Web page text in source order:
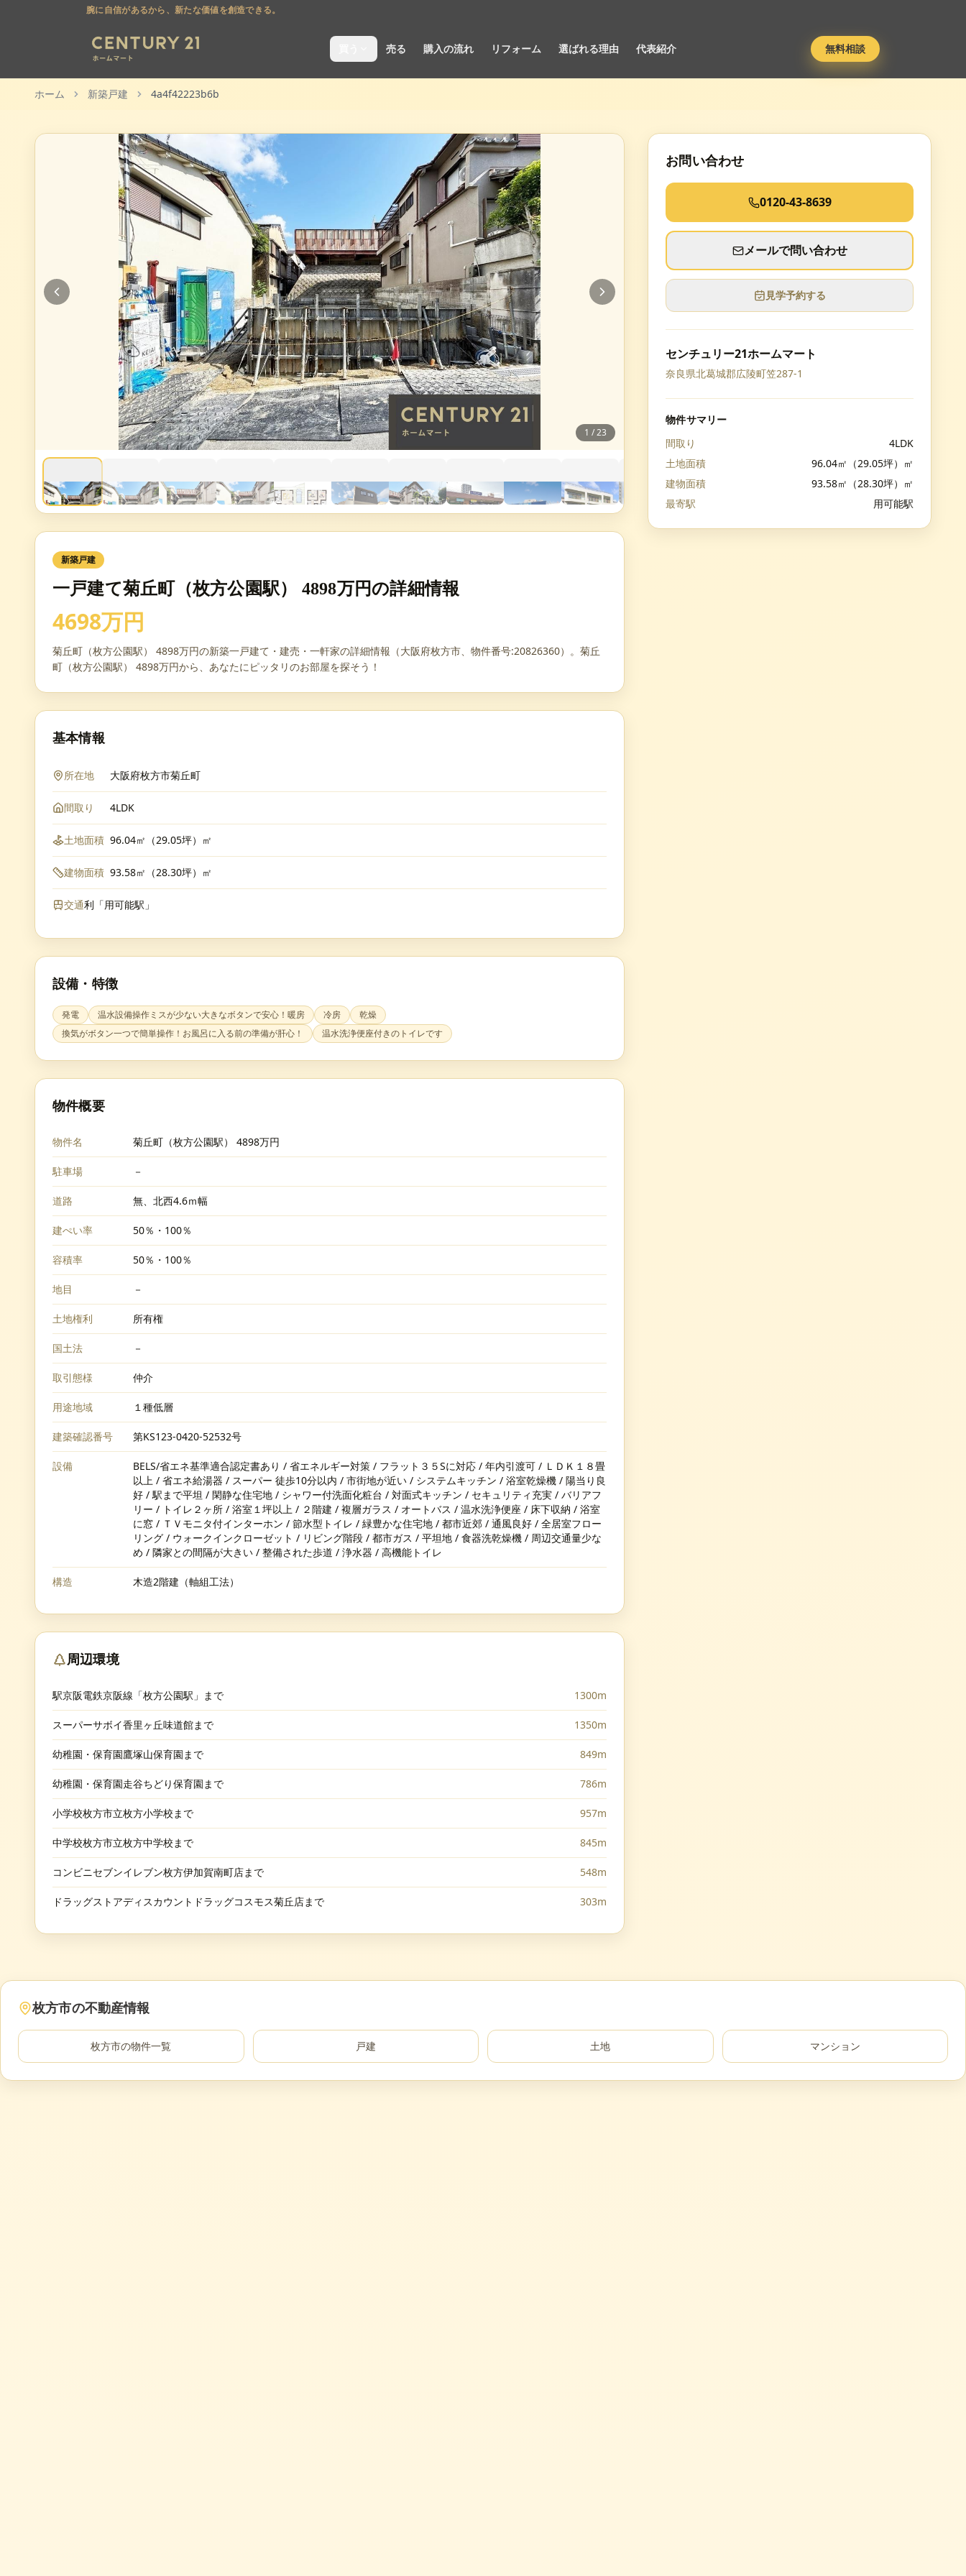
腕に自信があるから、新たな価値を創造できる。
売る 購入の流れ リフォーム 選ばれる理由 代表紹介 無料相談
ホーム 新築戸建 4a4f42223b6b
1 /23
新築戸建
一戸建て菊丘町（枚方公園駅） 4898万円の詳細情報
4698万円
菊丘町（枚方公園駅） 4898万円の新築一戸建て・建売・一軒家の詳細情報（大阪府枚方市、物件番号:20826360）。菊丘
町（枚方公園駅） 4898万円から、あなたにピッタリのお部屋を探そう！
基本情報
所在地 大阪府枚方市菊丘町
間取り 4LDK
土地面積 96.04㎡（29.05坪）㎡
建物面積 93.58㎡（28.30坪）㎡
交通利「用可能駅」
設備・特徴
発電 温水設備操作ミスが少ない大きなボタンで安心！暖房 冷房
乾燥
換気がボタン一つで簡単操作！お風呂に入る前の準備が肝心！
温水洗浄便座付きのトイレです
物件概要
物件名 菊丘町（枚方公園駅） 4898万円
駐車場 －
道路 無、北西4.6ｍ幅
建ぺい率 50％・100％
容積率 50％・100％
地目 －
土地権利 所有権
国土法 －
取引態様 仲介
用途地域 １種低層
建築確認番号 第KS123-0420-52532号
設備
BELS/省エネ基準適合認定書あり / 省エネルギー対策 / フラット３５Sに対応 / 年内引渡可 / ＬＤＫ１８畳
以上 / 省エネ給湯器 / スーパー 徒歩10分以内 / 市街地が近い / システムキッチン / 浴室乾燥機 / 陽当り良
好 / 駅まで平坦 / 閑静な住宅地 / シャワー付洗面化粧台 / 対面式キッチン / セキュリティ充実 / バリアフ
リー / トイレ２ヶ所 / 浴室１坪以上 / ２階建 / 複層ガラス / オートバス / 温水洗浄便座 / 床下収納 / 浴室
に窓 / ＴＶモニタ付インターホン / 節水型トイレ / 緑豊かな住宅地 / 都市近郊 / 通風良好 / 全居室フロー
リング / ウォークインクローゼット / リビング階段 / 都市ガス / 平坦地 / 食器洗乾燥機 / 周辺交通量少な
め / 隣家との間隔が大きい / 整備された歩道 / 浄水器 / 高機能トイレ
構造 木造2階建（軸組工法）
周辺環境
駅京阪電鉄京阪線「枚方公園駅」まで 1300m
スーパーサボイ香里ヶ丘味道館まで 1350m
幼稚園・保育園鷹塚山保育園まで 849m
幼稚園・保育園走谷ちどり保育園まで 786m
小学校枚方市立枚方小学校まで 957m
中学校枚方市立枚方中学校まで 845m
コンビニセブンイレブン枚方伊加賀南町店まで 548m
ドラッグストアディスカウントドラッグコスモス菊丘店まで 303m
お問い合わせ
0120-43-8639
メールで問い合わせ
見学予約する
センチュリー21ホームマート
奈良県北葛城郡広陵町笠287-1
物件サマリー
間取り
4LDK
土地面積
96.04㎡（29.05坪）㎡
建物面積
93.58㎡（28.30坪）㎡
最寄駅
用可能駅
枚方市の不動産情報
枚方市の物件一覧 戸建 土地 マンション